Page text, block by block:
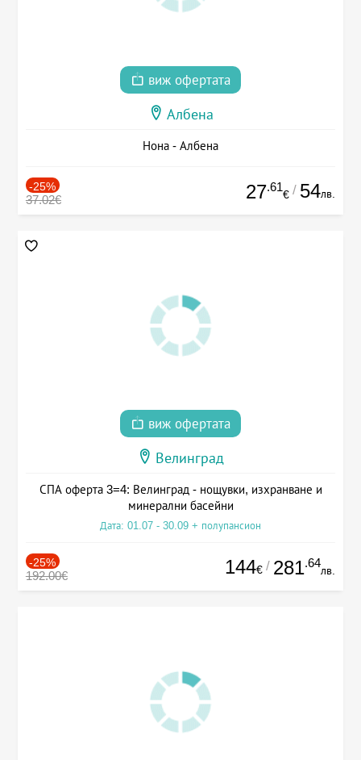
виж офертата
Албена
Нона - Албена
-25%
37.02€ 27.61
€ / 54лв.
виж офертата
Велинград
СПА оферта 3=4: Велинград - нощувки, изхранване и
минерални басейни
Дата: 01.07 - 30.09 + полупансион
-25%
192.00€ 144€ / 281.64
лв.